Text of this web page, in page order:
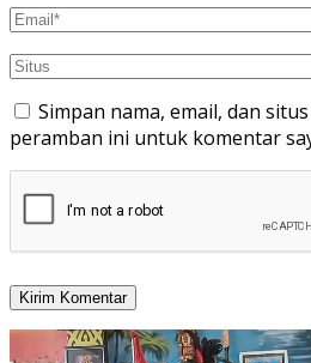
Simpan nama, email, dan
peramban ini untuk komentar